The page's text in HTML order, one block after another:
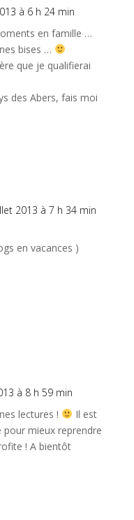
à 6 h 24 min
en famille …
bises …
que je qualifierai
des Abers, fais moi
2013 à 7 h 34 min
en vacances )
à 8 h 59 min
lectures !
Il est
mieux reprendre
! A bientôt